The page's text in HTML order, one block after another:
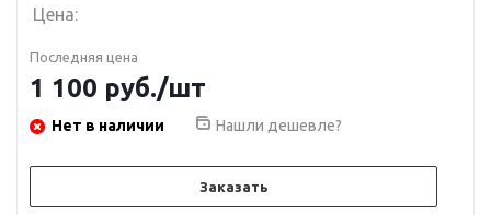
Цена:
Последняя цена
1 100 руб./шт
Нет в наличии Нашли дешевле?
Заказать